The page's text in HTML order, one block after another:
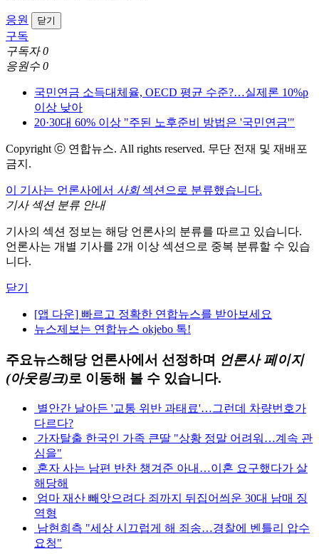
응원 닫기
구독
구독자 0
응원수 0
국민연금 소득대체율, OECD 평균 수준?…실제론 10%p
이상 낮아
20·30대 60% 이상 "주된 노후준비 방법은 '국민연금'"
Copyright ⓒ 연합뉴스. All rights reserved. 무단 전재 및 재배포
금지.
이 기사는 언론사에서 사회섹션으로 분류했습니다.
기사 섹션 분류 안내
기사의 섹션 정보는 해당 언론사의 분류를 따르고 있습니다.
언론사는 개별 기사를 2개 이상 섹션으로 중복 분류할 수 있습
니다.
닫기
[앱 다운] 빠르고 정확한 연합뉴스를 받아보세요
뉴스제보는 연합뉴스 okjebo 톡!
주요뉴스해당 언론사에서 선정하며 언론사 페이지
(아웃링크)로 이동해 볼 수 있습니다.
별안간 날아든 '교통 위반 과태료'…그런데 차량번호가
다르다?
가자탈출 한국인 가족 큰딸 "상황 정말 어려워…계속 관
심을"
혼자 사는 남편 반찬 챙겨준 아내…이혼 요구했다가 살
해당해
엄마 재산 빼앗으려다 죄까지 뒤집어씌운 30대 남매 징
역형
남현희측 "세상 시끄럽게 해 죄송…경찰에 벤틀리 압수
요청"